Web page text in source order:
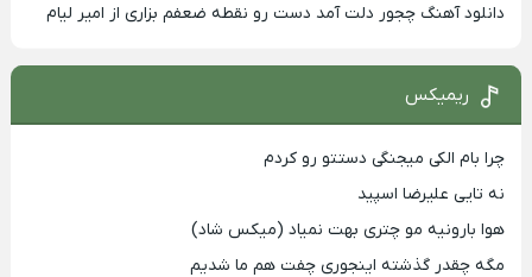
دانلود آهنگ چجور دلت آمد دست رو نقطه ضعفم بزاری از امیر لیام
ریمیکس
چرا بام الکی میجنگی دستتو رو کردم
نه تایی علیرضا اسپید
هوا بارونیه مو چتری بهت نمیاد (میکس شاد)
مگه چقدر گذشته اینجوری چفت هم ما شدیم